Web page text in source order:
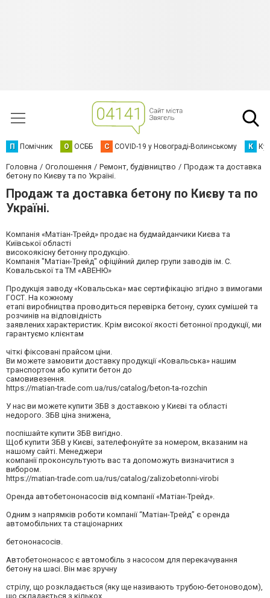
П Помічник О ОСББ C COVID-19 у Новограді-Волинському К
Головна Оголошення Ремонт, будівництво
Продаж та доставка
бетону по Києву та по Україні.
Продаж та доставка бетону по Києву та по
Україні.
Компанія «Матіан-Трейд» продає на будмайданчики Києва та
Київської області
високоякісну бетонну продукцію.
Компанія "Матіан-Трейд" офіційний дилер групи заводів ім. С.
Ковальської та ТМ «АВЕНЮ»
Продукція заводу «Ковальська» має сертифікацію згідно з вимогами
ГОСТ. На кожному
етапі виробництва проводиться перевірка бетону, сухих сумішей та
розчинів на відповідність
заявлених характеристик. Крім високої якості бетонної продукції, ми
гарантуємо клієнтам
чіткі фіксовані прайсом ціни.
Ви можете замовити доставку продукції «Ковальська» нашим
транспортом або купити бетон до
самовивезення.
https://matian-trade.com.ua/rus/catalog/beton-ta-rozchin
У нас ви можете купити ЗБВ з доставкою у Києві та області
недорого. ЗБВ ціна знижена,
поспішайте купити ЗБВ вигідно.
Щоб купити ЗБВ у Києві, зателефонуйте за номером, вказаним на
нашому сайті. Менеджери
компанії проконсультують вас та допоможуть визначитися з
вибором.
https://matian-trade.com.ua/rus/catalog/zalizobetonni-virobi
Оренда автобетононасосів від компанії «Матіан-Трейд».
Одним з напрямків роботи компанії “Матіан-Трейд” є оренда
автомобільних та стаціонарних
бетононасосів.
Автобетононасос є автомобіль з насосом для перекачування
бетону на шасі. Він має зручну
стрілу, що розкладається (яку ще називають трубою-бетоноводом),
що складається з кількох